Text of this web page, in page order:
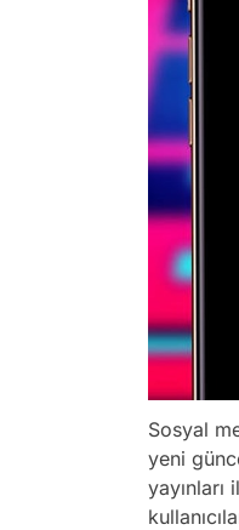
Sosyal
yeni